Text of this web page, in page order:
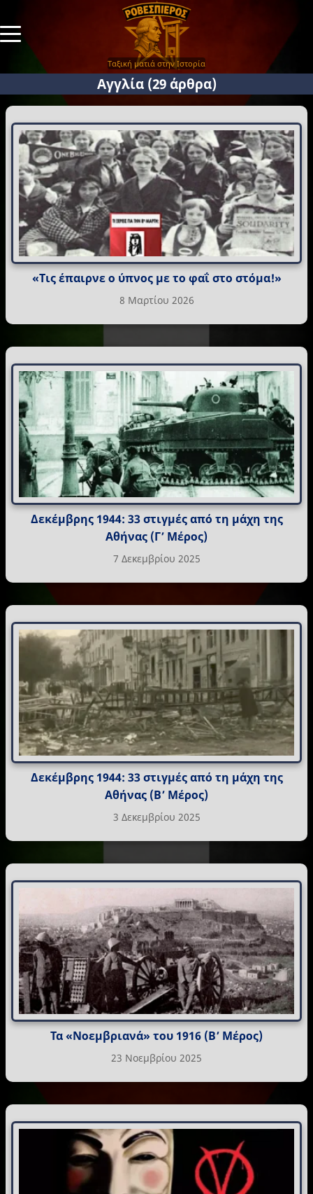
Ταξική ματιά στην Ιστορία
Αγγλία (29 άρθρα)
«Τις έπαιρνε ο ύπνος με το φαΐ στο στόμα!»
8 Μαρτίου 2026
Δεκέμβρης 1944: 33 στιγμές από τη μάχη της
Αθήνας (Γ’ Μέρος)
7 Δεκεμβρίου 2025
Δεκέμβρης 1944: 33 στιγμές από τη μάχη της
Αθήνας (Β’ Μέρος)
3 Δεκεμβρίου 2025
Τα «Νοεμβριανά» του 1916 (Β’ Μέρος)
23 Νοεμβρίου 2025